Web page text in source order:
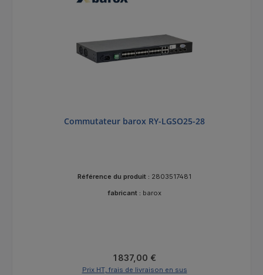
Commutateur barox RY-LGSO25-28
Référence du produit : 2803517481
fabricant : barox
Prix régulier :
1 837,00 €
Prix HT, frais de livraison en sus